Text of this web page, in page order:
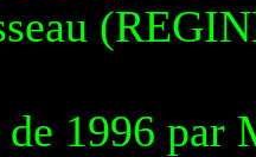
1996 par